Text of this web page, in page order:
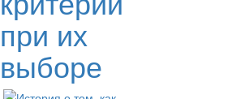
при их
выборе